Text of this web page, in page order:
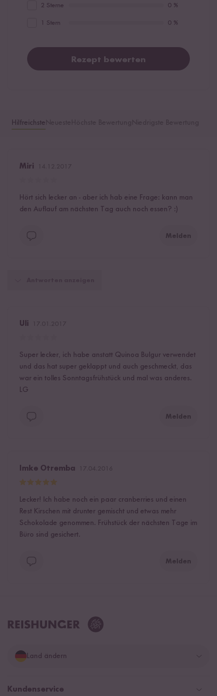
2 Sterne 0 %
1 Stern 0 %
Rezept bewerten
Hilfreichste
Miri
Hört sich lecker an - aber ich hab eine Frage: kann man
den Auflauf am nächsten Tag auch noch essen? :)
Melden
Uli
Super lecker, ich habe anstatt Quinoa Bulgur verwendet
und das hat super geklappt und auch geschmeckt, das
war ein tolles Sonntagsfrühstück und mal was anderes.
LG
Melden
Imke Otremba
Lecker! Ich habe noch ein paar cranberries und einen
Rest Kirschen mit drunter gemischt und etwas mehr
Schokolade genommen. Frühstück der nächsten Tage im
Büro sind gesichert.
Melden
Land ändern
Deutschland
Kundenservice